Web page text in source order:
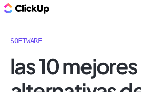
SOFTWARE
las 10 mejores